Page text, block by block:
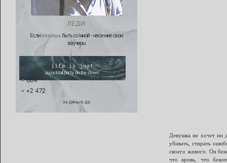
ЛЕДИ
Еслихочешь быть со мной - неси мне свои
ваучеры
life is just
a cocktail party on the street
884
+2 472
за деньги да
Девушка не хочет ни
убивать, стирать
своего живого. Он
что кровь, что